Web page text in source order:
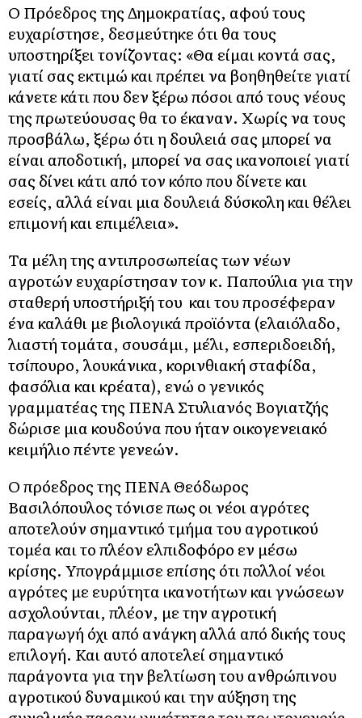
Ο Πρόεδρος της Δημοκρατίας, αφού τους
ευχαρίστησε, δεσμεύτηκε ότι θα τους
υποστηρίξει τονίζοντας: «Θα είμαι κοντά σας,
γιατί σας εκτιμώ και πρέπει να βοηθηθείτε γιατί
κάνετε κάτι που δεν ξέρω πόσοι από τους νέους
της πρωτεύουσας θα το έκαναν. Χωρίς να τους
προσβάλω, ξέρω ότι η δουλειά σας μπορεί να
είναι αποδοτική, μπορεί να σας ικανοποιεί γιατί
σας δίνει κάτι από τον κόπο που δίνετε και
εσείς, αλλά είναι μια δουλειά δύσκολη και θέλει
επιμονή και επιμέλεια».
Τα μέλη της αντιπροσωπείας των νέων
αγροτών ευχαρίστησαν τον κ. Παπούλια για την
σταθερή υποστήριξή του και του προσέφεραν
ένα καλάθι με βιολογικά προϊόντα (ελαιόλαδο,
λιαστή τομάτα, σουσάμι, μέλι, εσπεριδοειδή,
τσίπουρο, λουκάνικα, κορινθιακή σταφίδα,
φασόλια και κρέατα), ενώ ο γενικός
γραμματέας της ΠΕΝΑ Στυλιανός Βογιατζής
δώρισε μια κουδούνα που ήταν οικογενειακό
κειμήλιο πέντε γενεών.
Ο πρόεδρος της ΠΕΝΑ Θεόδωρος
Βασιλόπουλος τόνισε πως οι νέοι αγρότες
αποτελούν σημαντικό τμήμα του αγροτικού
τομέα και το πλέον ελπιδοφόρο εν μέσω
κρίσης. Υπογράμμισε επίσης ότι πολλοί νέοι
αγρότες με ευρύτητα ικανοτήτων και γνώσεων
ασχολούνται, πλέον, με την αγροτική
παραγωγή όχι από ανάγκη αλλά από δικής τους
επιλογή. Και αυτό αποτελεί σημαντικό
παράγοντα για την βελτίωση του ανθρώπινου
αγροτικού δυναμικού και την αύξηση της